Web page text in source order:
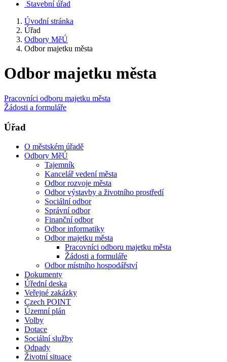
Stavební úřad
Úvodní stránka
Úřad
Odbory MěÚ
Odbor majetku města
Odbor majetku města
Pracovníci odboru majetku města
Žádosti a formuláře
Úřad
O městském úřadě
Odbory MěÚ
Tajemník
Kancelář vedení města
Odbor rozvoje města
Odbor výstavby a životního prostředí
Sociální odbor
Správní odbor
Finanční odbor
Odbor informatiky
Odbor majetku města
Pracovníci odboru majetku města
Žádosti a formuláře
Odbor místního hospodářství
Dokumenty
Úřední deska
Veřejné zakázky
Czech POINT
Územní plán
Volby
Dotace
Sociální služby
Odpady
Životní situace